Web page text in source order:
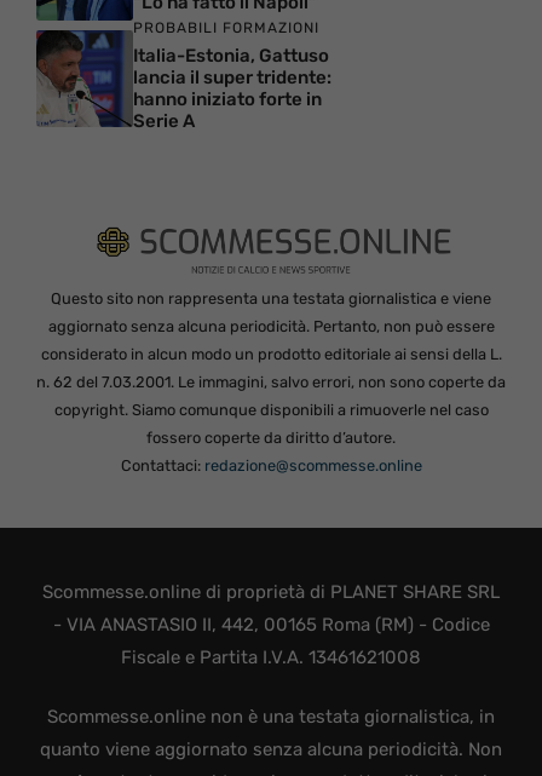
PROBABILI FORMAZIONI
Italia-Estonia, Gattuso
lancia il super tridente:
hanno iniziato forte in
Serie A
Questo sito non rappresenta una testata giornalistica e viene
aggiornato senza alcuna periodicità. Pertanto, non può essere
considerato in alcun modo un prodotto editoriale ai sensi della L.
n. 62 del 7.03.2001. Le immagini, salvo errori, non sono coperte da
copyright. Siamo comunque disponibili a rimuoverle nel caso
fossero coperte da diritto d’autore.
Contattaci: redazione@scommesse.online
Scommesse.online di proprietà di PLANET SHARE SRL
- VIA ANASTASIO II, 442, 00165 Roma (RM) - Codice
Fiscale e Partita I.V.A. 13461621008
Scommesse.online non è una testata giornalistica, in
quanto viene aggiornato senza alcuna periodicità. Non